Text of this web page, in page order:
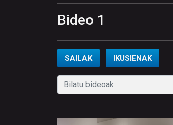
Bideo 1
SAILAK IKUSIENAK